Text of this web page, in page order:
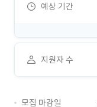
예상 기간
지원자 수
모집 마감일